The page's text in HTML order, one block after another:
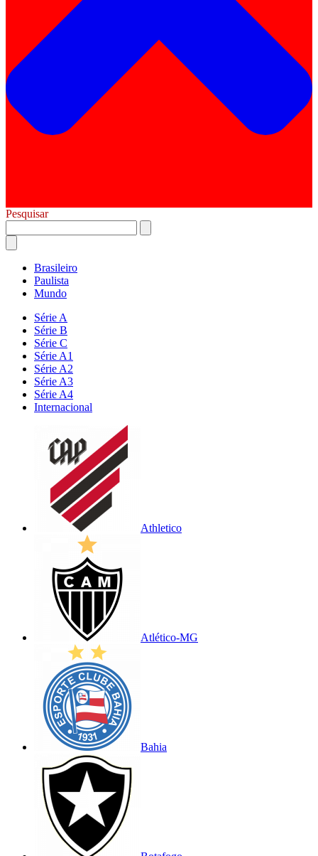
Pesquisar
Brasileiro
Paulista
Mundo
Série A
Série B
Série C
Série A1
Série A2
Série A3
Série A4
Internacional
Athletico
Atlético-MG
Bahia